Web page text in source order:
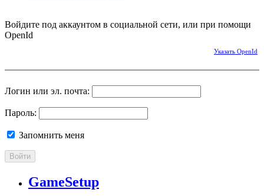
Войдите под аккаунтом в социальной сети, или при помощи
OpenId
Указать OpenId
Логин или эл. почта:
Пароль:
Запомнить меня
Войти
GameSetup